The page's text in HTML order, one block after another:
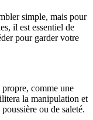
simple, mais pour
il est essentiel de
pour garder votre
comme une
la manipulation et
ou de saleté.